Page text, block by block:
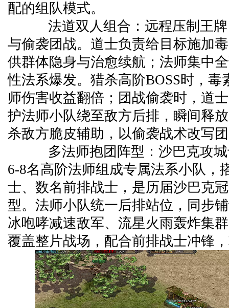
配的组队模式。
法道双人组合：远程压制王牌
与偷袭团战。道士负责给目标施加
供群体隐身与治愈续航；法师集中
性法系爆发。猎杀高阶BOSS时，毒
师伤害收益翻倍；团战偷袭时，道
护法师小队绕至敌方后排，瞬间释
杀敌方脆皮辅助，以偷袭战术改写
多法师抱团阵型：沙巴克攻城
6-8名高阶法师组成专属法系小队，
士、数名前排战士，是历届沙巴克
型。法师小队统一后排站位，同步
冰咆哮减速敌军、流星火雨轰炸集
覆盖整片战场，配合前排战士冲锋